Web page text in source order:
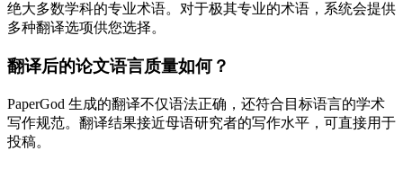
绝大多数学科的专业术语。对于极其专业的术语，系统会提供
多种翻译选项供您选择。
翻译后的论文语言质量如何？
PaperGod 生成的翻译不仅语法正确，还符合目标语言的学术
写作规范。翻译结果接近母语研究者的写作水平，可直接用于
投稿。